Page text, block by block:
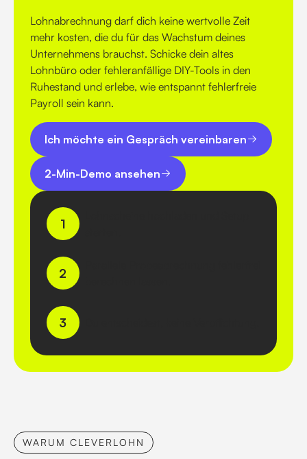
Lohnabrechnung darf dich keine wertvolle Zeit
mehr kosten, die du für das Wachstum deines
Unternehmens brauchst. Schicke dein altes
Lohnbüro oder fehleranfällige DIY-Tools in den
Ruhestand und erlebe, wie entspannt fehlerfreie
Payroll sein kann.
Ich möchte ein Gespräch vereinbaren
Ich möchte ein Gespräch vereinbaren
2-Min-Demo ansehen
2-Min-Demo ansehen
1
2
3
WARUM CLEVERLOHN